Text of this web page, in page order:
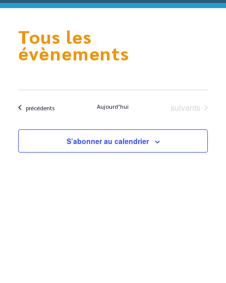
Tous les
évènements
Évènements
précédents Aujourd’hui Évènements
suivants
S’abonner au calendrier